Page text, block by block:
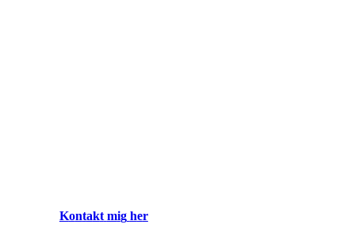
Kontakt mig her